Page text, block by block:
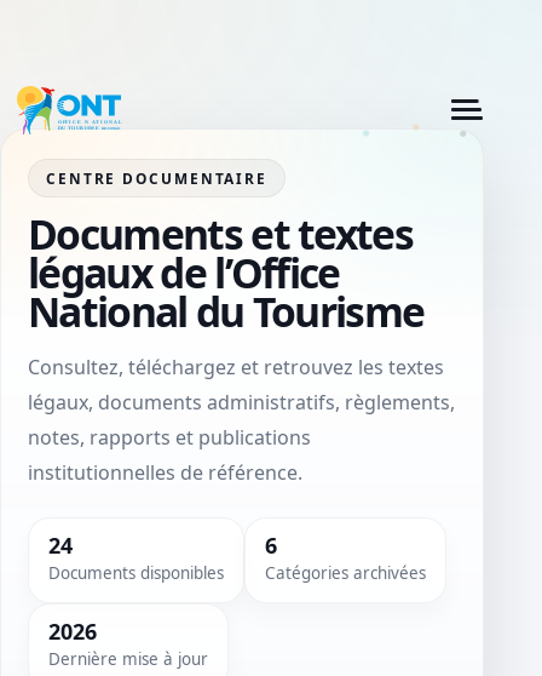
CENTRE DOCUMENTAIRE
Documents et textes
légaux de l’Office
National du Tourisme
Consultez, téléchargez et retrouvez les textes
légaux, documents administratifs, règlements,
notes, rapports et publications
institutionnelles de référence.
24
Documents disponibles
6
Catégories archivées
2026
Dernière mise à jour